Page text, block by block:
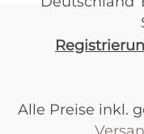
Alle Preise inkl.